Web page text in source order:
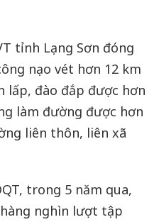
tỉnh Lạng Sơn đóng
nạo vét hơn 12 km
lấp, đào đắp được hơn
làm đường được hơn
liên thôn, liên xã
trong 5 năm qua,
nghìn lượt tập